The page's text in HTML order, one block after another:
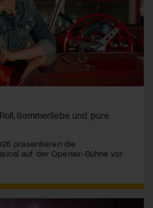
Sommerliebe und pure
präsentieren die
auf der Openair-Bühne vor